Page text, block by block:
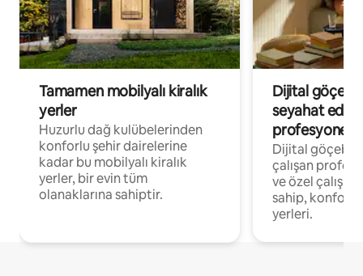
Tamamen mobilyalı kiralık
yerler
Huzurlu dağ kulübelerinden
konforlu şehir dairelerine
kadar bu mobilyalı kiralık
yerler, bir evin tüm
olanaklarına sahiptir.
Dijital
seyahat eden
Dijital
çalışan
ve özel
sahip,
yerleri.